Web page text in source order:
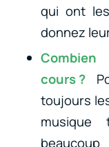
qui ont
donnez
cours ?
toujours